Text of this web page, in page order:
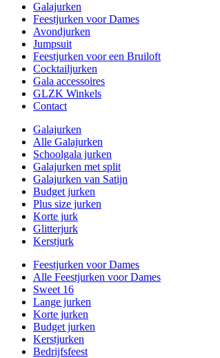
Galajurken
Feestjurken voor Dames
Avondjurken
Jumpsuit
Feestjurken voor een Bruiloft
Cocktailjurken
Gala accessoires
GLZK Winkels
Contact
Galajurken
Alle Galajurken
Schoolgala jurken
Galajurken met split
Galajurken van Satijn
Budget jurken
Plus size jurken
Korte jurk
Glitterjurk
Kerstjurk
Feestjurken voor Dames
Alle Feestjurken voor Dames
Sweet 16
Lange jurken
Korte jurken
Budget jurken
Kerstjurken
Bedrijfsfeest